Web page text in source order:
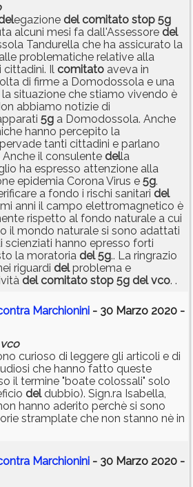
egazione del comitato stop 5g
alcuni mesi fa dall'Assessore del
Tandurella che ha assicurato la
problematiche relative alla
cittadini. Il comitato aveva in
di firme a Domodossola e una
situazione che stiamo vivendo è
abbiamo notizie di
5g a Domodossola. Anche
hanno percepito la
tanti cittadini e parlano
Anche il consulente della
ha espresso attenzione alla
epidemia Corona Virus e 5g.
a fondo i rischi sanitari del
anni il campo elettromagnetico è
rispetto al fondo naturale a cui
il mondo naturale si sono adattati
scienziati hanno epresso forti
la moratoria del 5g.. La ringrazio
riguardi delproblema e
del comitato stop 5g del vco. .
Marchionini - 30 Marzo 2020 -
vco
curioso di leggere gli articoli e di
che hanno fatto queste
il termine "boate colossali" solo
deldubbio). Sign.ra Isabella,
hanno aderito perchè si sono
stramplate che non stanno nè in
Marchionini - 30 Marzo 2020 -